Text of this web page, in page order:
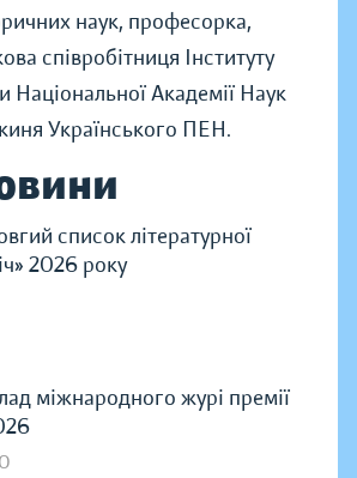
наук, професорка,
співробітниця Інституту
Національної Академії Наук
Українського ПЕН.
список літературної
2026 року
міжнародного журі премії